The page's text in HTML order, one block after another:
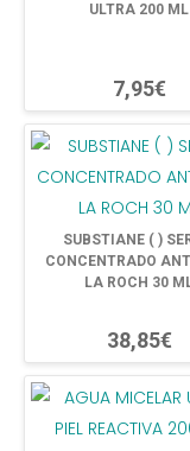
ULTRA 200 ML
7,95€
SUBSTIANE ( )
CONCENTRADO
LA ROCH 30
38,85€